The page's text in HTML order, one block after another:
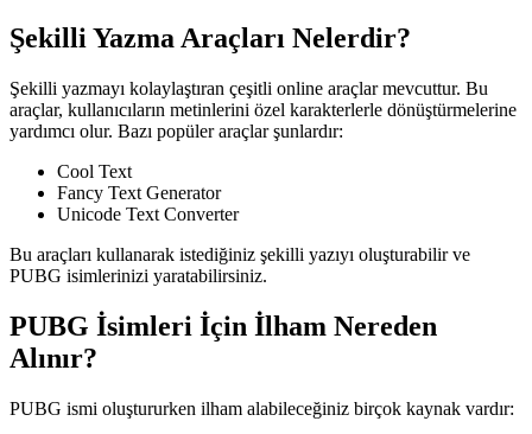
Şekilli Yazma Araçları Nelerdir?
Şekilli yazmayı kolaylaştıran çeşitli online araçlar mevcuttur. Bu
araçlar, kullanıcıların metinlerini özel karakterlerle dönüştürmelerine
yardımcı olur. Bazı popüler araçlar şunlardır:
Cool Text
Fancy Text Generator
Unicode Text Converter
Bu araçları kullanarak istediğiniz şekilli yazıyı oluşturabilir ve
PUBG isimlerinizi yaratabilirsiniz.
PUBG İsimleri İçin İlham Nereden
Alınır?
PUBG ismi oluştururken ilham alabileceğiniz birçok kaynak vardır: